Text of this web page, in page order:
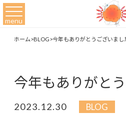
menu
ホーム>BLOG>今年もありがとうございまし
今年もありがと
2023.12.30 BLOG